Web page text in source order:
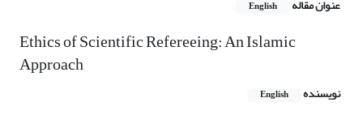
عنوان مقاله English
Ethics of Scientific Refereeing: An Islamic
Approach
نویسنده English